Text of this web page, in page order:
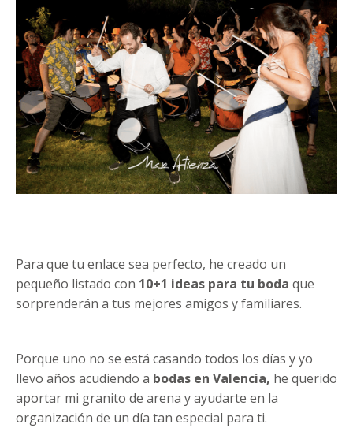
Para que tu enlace sea perfecto, he creado un
pequeño listado con 10+1 ideas para tu boda que
sorprenderán a tus mejores amigos y familiares.
Porque uno no se está casando todos los días y yo
llevo años acudiendo a bodas en Valencia, he querido
aportar mi granito de arena y ayudarte en la
organización de un día tan especial para ti.